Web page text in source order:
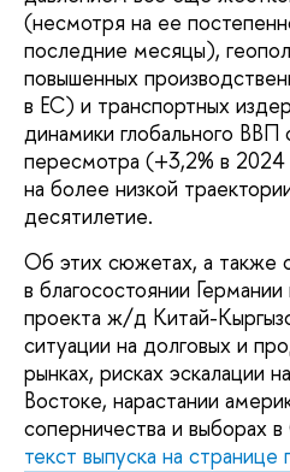
(несмотря на ее
последние месяцы),
повышенных
в ЕС) и транспортных
динамики глобального ВВП
пересмотра (+3,2% в
на более низкой
десятилетие.
Об этих сюжетах, а также
в благосостоянии
проекта ж/д Китай-
ситуации на долговых и
рынках, рисках эскалации
Востоке, нарастании
соперничества и выборах
текст выпуска на странице